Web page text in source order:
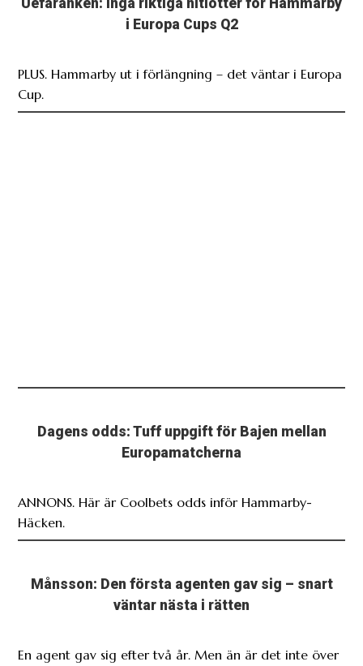
Uefaranken: Inga riktiga nitlotter för Hammarby
i Europa Cups Q2
PLUS. Hammarby ut i förlängning – det väntar i Europa
Cup.
Dagens odds: Tuff uppgift för Bajen mellan
Europamatcherna
ANNONS. Här är Coolbets odds inför Hammarby-
Häcken.
Månsson: Den första agenten gav sig – snart
väntar nästa i rätten
En agent gav sig efter två år. Men än är det inte över